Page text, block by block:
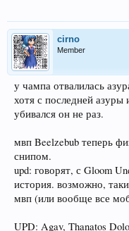
cirno
Member
у чампа отвалилась
хотя с последней
убивался он не раз.
мвп Beelzebub теперь
снипом.
upd: говорят, с Gloom
история. возможно,
мвп (или вообще все
UPD: Agav, Thanatos